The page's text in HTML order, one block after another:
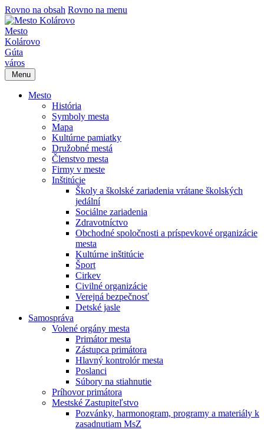
Rovno na obsah Rovno na menu
Mesto
Kolárovo
Gúta
város
Menu
Mesto
História
Symboly mesta
Mapa
Kultúrne pamiatky
Družobné mestá
Členstvo mesta
Firmy v meste
Inštitúcie
Školy a školské zariadenia vrátane školských
jedální
Sociálne zariadenia
Zdravotníctvo
Obchodné spoločnosti a príspevkové organizácie
mesta
Kultúrne inštitúcie
Šport
Cirkev
Civilné organizácie
Verejná bezpečnosť
Detské jasle
Samospráva
Volené orgány mesta
Primátor mesta
Zástupca primátora
Hlavný kontrolór mesta
Poslanci
Súbory na stiahnutie
Príhovor primátora
Mestské Zastupiteľstvo
Pozvánky, harmonogram, programy a materiály k
zasadnutiam MsZ